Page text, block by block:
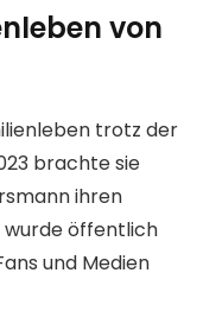
von
trotz der
brachte sie
ihren
wurde öffentlich
und Medien